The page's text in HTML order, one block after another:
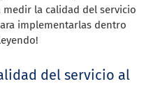
la calidad del servicio
implementarlas dentro
del servicio al